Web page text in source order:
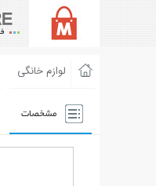
لوازم خانگی
مشخصات